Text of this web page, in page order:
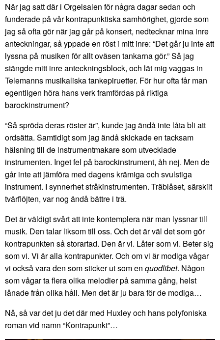
När jag satt där i Orgelsalen för några dagar sedan och
funderade på vår kontrapunktiska samhörighet, gjorde som
jag så ofta gör när jag går på konsert, nedtecknar mina inre
anteckningar, så yppade en röst i mitt inre: “Det går ju inte att
lyssna på musiken för allt oväsen tankarna gör.” Så jag
stängde mitt inre anteckningsblock, och lät mig vaggas in
Telemanns musikaliska tankepiruetter. För hur ofta får man
egentligen höra hans verk framfördas på riktiga
barockinstrument?
“Så spröda deras röster är”, kunde jag ändå inte låta bli att
ordsätta. Samtidigt som jag ändå skickade en tacksam
hälsning till de instrumentmakare som utvecklade
instrumenten. Inget fel på barockinstrument, åh nej. Men de
går inte att jämföra med dagens krämiga och svulstiga
instrument. I synnerhet stråkinstrumenten. Träblåset, särskilt
tvärflöjten, var nog ändå bättre i trä.
Det är väldigt svårt att inte kontemplera när man lyssnar till
musik. Den talar liksom till oss. Och det är väl det som gör
kontrapunkten så storartad. Den är vi. Låter som vi. Beter sig
som vi. Vi är alla kontrapunkter. Och om vi är modiga vågar
vi också vara den som sticker ut som en quodlibet. Någon
som vågar ta flera olika melodier på samma gång, helst
lånade från olika håll. Men det är ju bara för de modiga…
Nå, så var det ju det där med Huxley och hans polyfoniska
roman vid namn “Kontrapunkt”…